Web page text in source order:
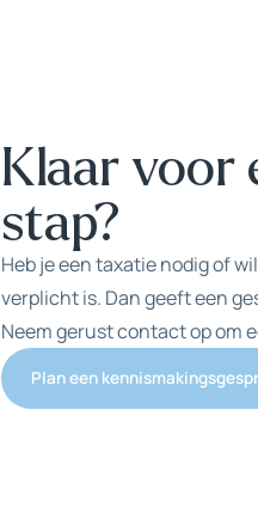
Klaar voor
stap?
Heb je een taxatie nodig of
verplicht is. Dan geeft een
Neem gerust contact op om
Plan een